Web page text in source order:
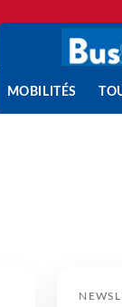
MOBILITÉS